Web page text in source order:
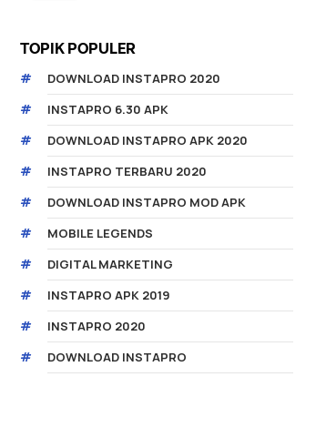
TOPIK POPULER
DOWNLOAD INSTAPRO 2020
INSTAPRO 6.30 APK
DOWNLOAD INSTAPRO APK 2020
INSTAPRO TERBARU 2020
DOWNLOAD INSTAPRO MOD APK
MOBILE LEGENDS
DIGITAL MARKETING
INSTAPRO APK 2019
INSTAPRO 2020
DOWNLOAD INSTAPRO